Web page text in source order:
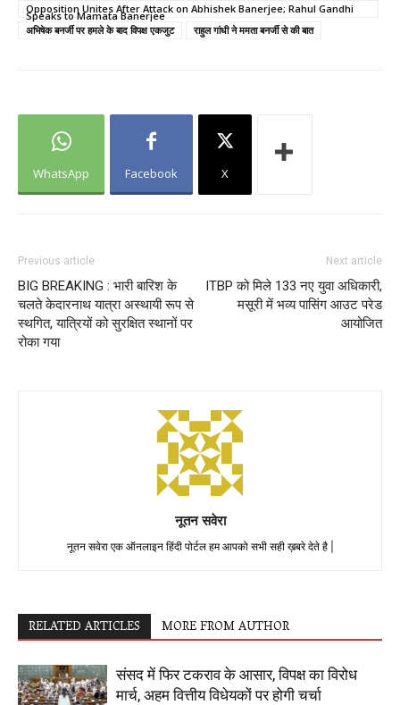
Opposition Unites After Attack on Abhishek Banerjee; Rahul Gandhi
Speaks to Mamata Banerjee
अभिषेक बनर्जी पर हमले के बाद विपक्ष एकजुट
राहुल गांधी ने ममता बनर्जी से की बात
WhatsApp Facebook X
Previous article
BIG BREAKING : भारी बारिश के
चलते केदारनाथ यात्रा अस्थायी रूप से
स्थगित, यात्रियों को सुरक्षित स्थानों पर
रोका गया
Next article
ITBP को मिले 133 नए युवा अधिकारी,
मसूरी में भव्य पासिंग आउट परेड
आयोजित
नूतन सवेरा
नूतन सवेरा एक ऑनलाइन हिंदी पोर्टल हम आपको सभी सही ख़बरे देते है |
RELATED ARTICLES MORE FROM AUTHOR
संसद में फिर टकराव के आसार, विपक्ष का विरोध
मार्च, अहम वित्तीय विधेयकों पर होगी चर्चा